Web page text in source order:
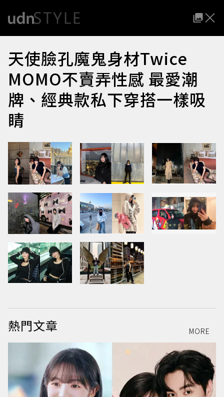
天使臉孔魔鬼身材Twice
MOMO不賣弄性感 最愛潮
牌、經典款私下穿搭一樣吸
睛
熱門文章 MORE